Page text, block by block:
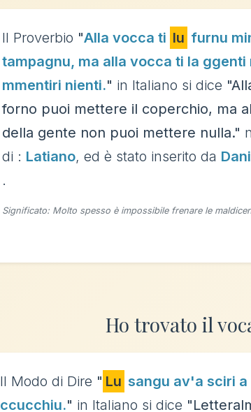
Il Proverbio "Alla vocca ti lu furnu
tampagnu, ma alla vocca ti la ggenti
mmentiri nienti." in Italiano si dice
forno puoi mettere il coperchio, ma
della gente non puoi mettere nulla."
di : Latiano, ed è stato inserito da
.
Significato: Molto spesso è impossibile frenare le
Ho trovato il
Il Modo di Dire " Lu sangu av'a sciri
ccucchiu." in Italiano si dice